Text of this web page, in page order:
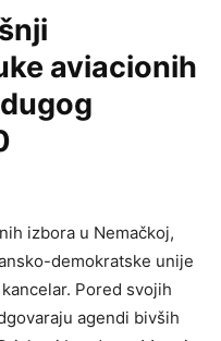
aviacionih
izbora u Nemačkoj,
demokratske unije
Pored svojih
agendi bivših